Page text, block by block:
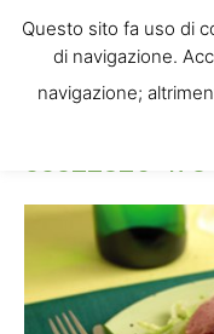
00022326-478
Questo sito fa uso di
di navigazione.
navigazione;